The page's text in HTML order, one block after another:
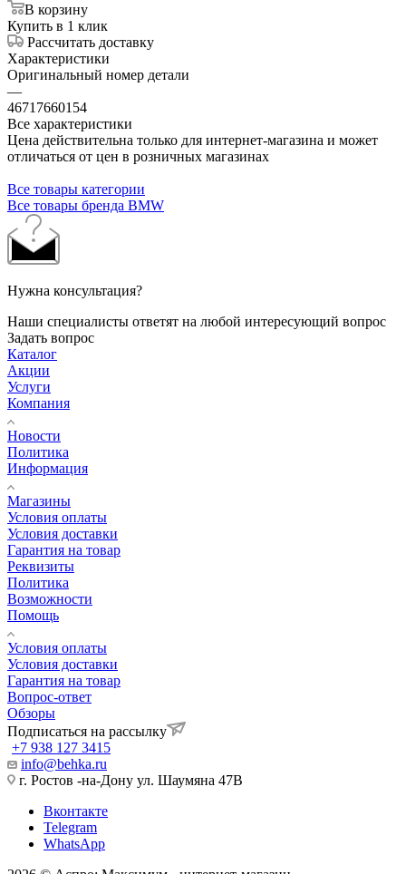
В корзину
Купить в 1 клик
Рассчитать доставку
Характеристики
Оригинальный номер детали
—
46717660154
Все характеристики
Цена действительна только для интернет-магазина и может
отличаться от цен в розничных магазинах
Все товары категории
Все товары бренда BMW
Нужна консультация?
Наши специалисты ответят на любой интересующий вопрос
Задать вопрос
Каталог
Акции
Услуги
Компания
Новости
Политика
Информация
Магазины
Условия оплаты
Условия доставки
Гарантия на товар
Реквизиты
Политика
Возможности
Помощь
Условия оплаты
Условия доставки
Гарантия на товар
Вопрос-ответ
Обзоры
Подписаться на рассылку
+7 938 127 3415
info@behka.ru
г. Ростов -на-Дону ул. Шаумяна 47В
Вконтакте
Telegram
WhatsApp